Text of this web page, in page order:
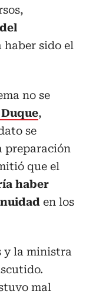
haber sido el
no se
,
se
preparación
que el
haber
en los
y la ministra
mal